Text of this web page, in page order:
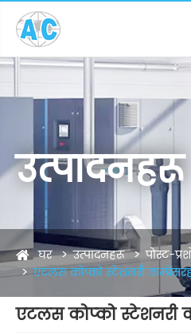
उत्पादनहरू
घर उत्पादनहरू
पोस्ट-
एटलस कोप्को स्टेशनरी
एटलस कोप्को स्टेशनरी